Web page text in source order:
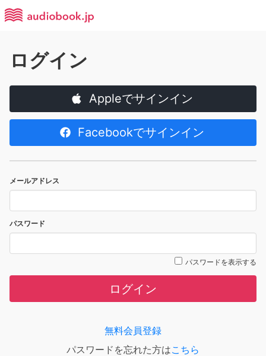
ログイン
Appleでサインイン
Facebookでサインイン
メールアドレス
パスワード
パスワードを表示する
ログイン
無料会員登録
パスワードを忘れた方はこちら